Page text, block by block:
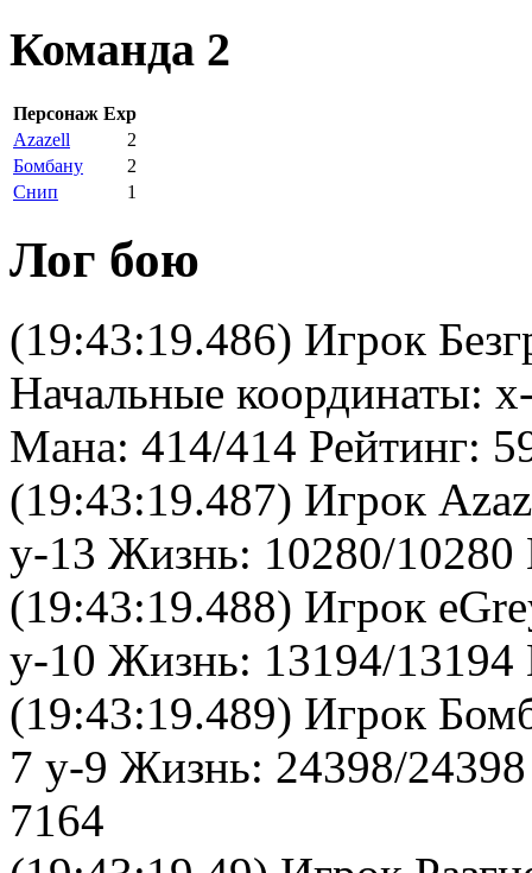
Команда 2
Персонаж Exp
Azazell
2
Бомбану
2
Снип
1
Лог бою
(19:43:19.486) Игрок
Начальные координаты:
Мана: 414/414 Рейтинг:
(19:43:19.487) Игрок
y-13 Жизнь: 10280/10280
(19:43:19.488) Игрок
y-10 Жизнь: 13194/13194
(19:43:19.489) Игрок
7 y-9 Жизнь: 24398/
7164